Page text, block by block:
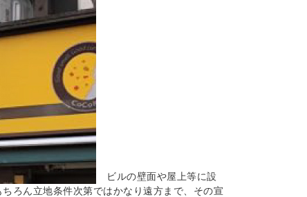
ビルの壁面や屋上等に設
ろん立地条件次第ではかなり遠方まで、その宣